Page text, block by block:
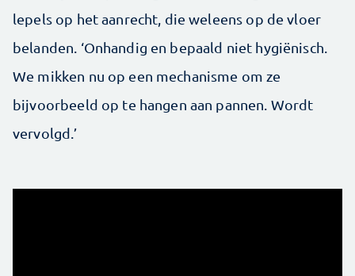
lepels op het aanrecht, die weleens op de vloer
belanden. ‘Onhandig en bepaald niet hygiënisch.
We mikken nu op een mechanisme om ze
bijvoorbeeld op te hangen aan pannen. Wordt
vervolgd.’